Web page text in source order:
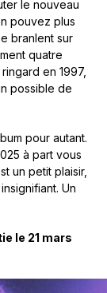
le nouveau
pouvez plus
branlent sur
quatre
en 1997,
possible de
pour autant.
à part vous
un petit plaisir,
Un
le 21 mars